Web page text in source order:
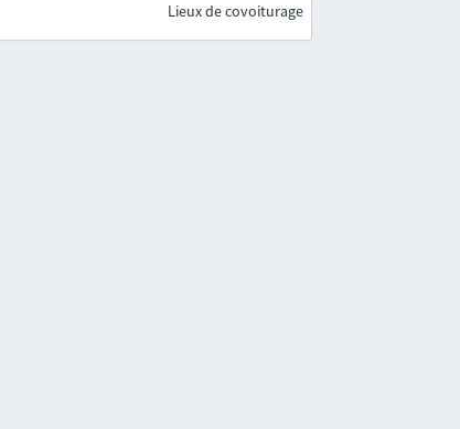
Lieux de covoiturage